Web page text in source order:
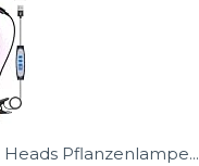
Pflanzenlampe...